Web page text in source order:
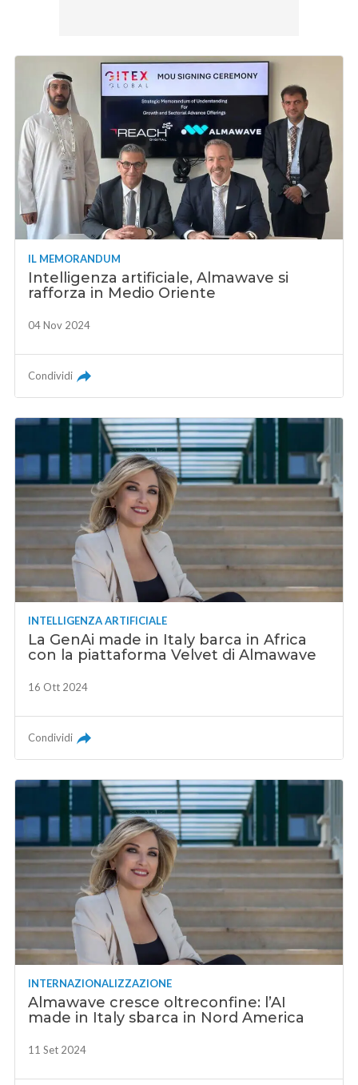
IL MEMORANDUM
Intelligenza artificiale, Almawave si
rafforza in Medio Oriente
04 Nov 2024
Condividi
INTELLIGENZA ARTIFICIALE
La GenAi made in Italy barca in Africa
con la piattaforma Velvet di Almawave
16 Ott 2024
Condividi
INTERNAZIONALIZZAZIONE
Almawave cresce oltreconfine: l’AI
made in Italy sbarca in Nord America
11 Set 2024